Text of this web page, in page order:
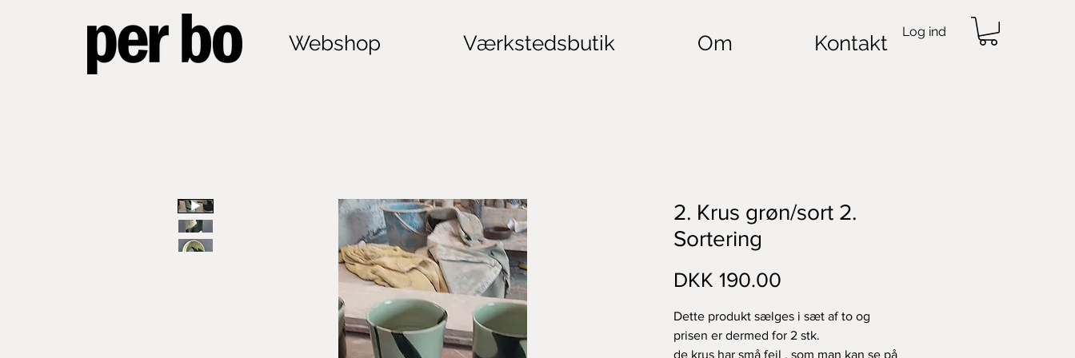
Log ind
Webshop Værkstedsbutik Om Kontakt
2. Krus grøn/sort 2.
Sortering
DKK 190.00
Dette produkt sælges i sæt af to og
prisen er dermed for 2 stk.
de krus har små fejl , som man kan se på